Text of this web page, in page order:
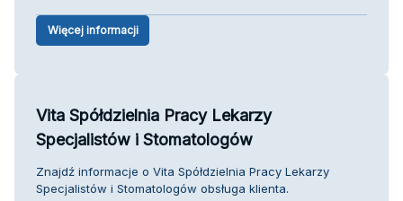
Więcej informacji
Vita Spółdzielnia Pracy Lekarzy
Specjalistów i Stomatologów
Znajdź informacje o Vita Spółdzielnia Pracy Lekarzy
Specjalistów i Stomatologów obsługa klienta.